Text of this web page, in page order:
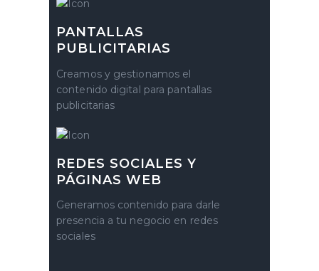
PANTALLAS
PUBLICITARIAS
Creamos y gestionamos el
contenido digital para pantallas
publicitarias
REDES SOCIALES Y
PÁGINAS WEB
Generamos contenido para darle
presencia a tu negocio en redes
sociales